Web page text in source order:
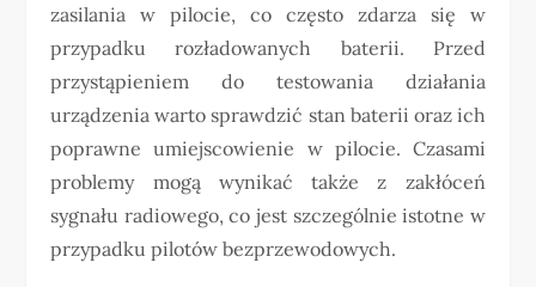
zasilania w pilocie, co często zdarza się w
przypadku rozładowanych baterii. Przed
przystąpieniem do testowania działania
urządzenia warto sprawdzić stan baterii oraz ich
poprawne umiejscowienie w pilocie. Czasami
problemy mogą wynikać także z zakłóceń
sygnału radiowego, co jest szczególnie istotne w
przypadku pilotów bezprzewodowych.